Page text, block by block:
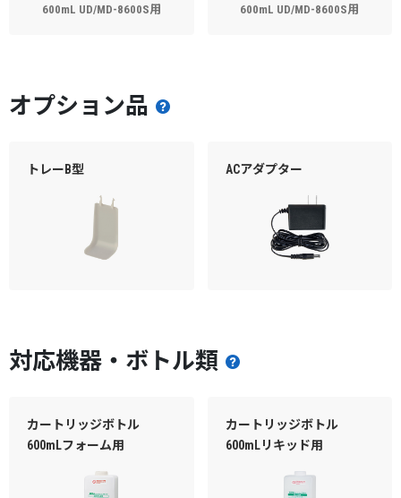
600mL UD/MD-8600S用 600mL UD/MD-8600S用
オプション品
トレーB型 ACアダプター
対応機器・ボトル類
カートリッジボトル
600mLフォーム用
カートリッジボトル
600mLリキッド用